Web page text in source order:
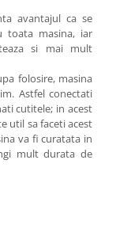
avantajul ca se
toata masina, iar
si mai mult
folosire, masina
Astfel conectati
cutitele; in acest
util sa faceti acest
va fi curatata in
mult durata de